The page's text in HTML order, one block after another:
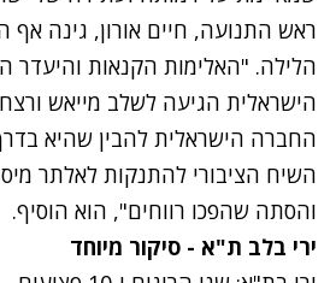
ראש התנועה, חיים אורון, גינה אף
הלילה. "האלימות הקנאות והיעדר
הישראלית הגיעה לשלב מייאש
החברה הישראלית להבין שהיא
השיח הציבורי להתנקות לאלתר
והסתה שהפכו רווחים", הוא הוסיף.
ירי בלב ת"א - סיקור מיוחד